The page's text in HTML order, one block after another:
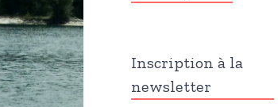
Inscription à la
newsletter